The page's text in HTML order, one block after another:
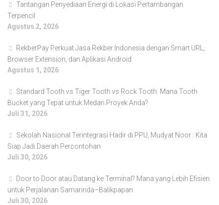
Tantangan Penyediaan Energi di Lokasi Pertambangan
Terpencil
Agustus 2, 2026
RekberPay Perkuat Jasa Rekber Indonesia dengan Smart URL,
Browser Extension, dan Aplikasi Android
Agustus 1, 2026
Standard Tooth vs Tiger Tooth vs Rock Tooth: Mana Tooth
Bucket yang Tepat untuk Medan Proyek Anda?
Juli 31, 2026
Sekolah Nasional Terintegrasi Hadir di PPU, Mudyat Noor : Kita
Siap Jadi Daerah Percontohan
Juli 30, 2026
Door to Door atau Datang ke Terminal? Mana yang Lebih Efisien
untuk Perjalanan Samarinda–Balikpapan
Juli 30, 2026